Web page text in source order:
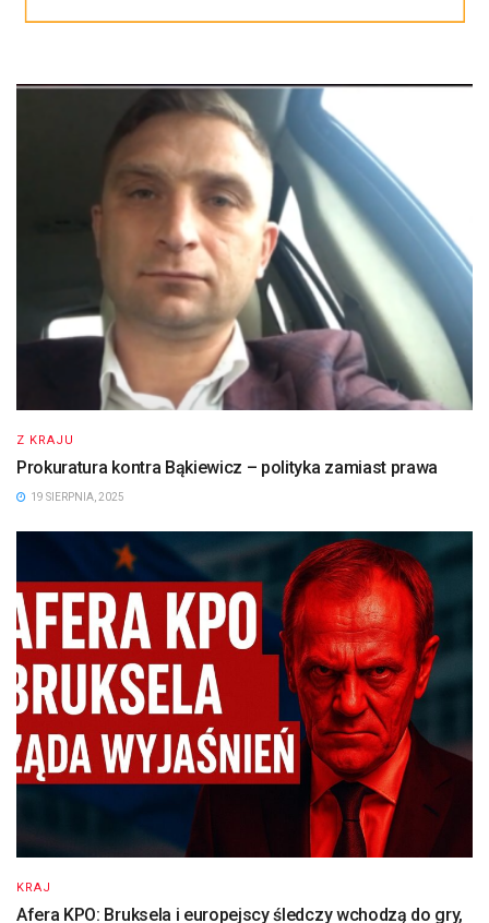
Z KRAJU
Prokuratura kontra Bąkiewicz – polityka zamiast prawa
19 SIERPNIA, 2025
KRAJ
Afera KPO: Bruksela i europejscy śledczy wchodzą do gry,